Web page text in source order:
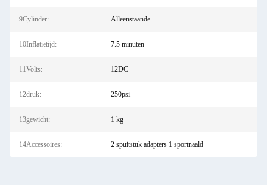
9Cylinder: Alleenstaande
10Inflatietijd: 7.5 minuten
11Volts: 12DC
12druk: 250psi
13gewicht: 1 kg
14Accessoires: 2 spuitstuk adapters 1 sportnaald